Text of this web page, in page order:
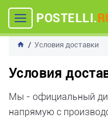
POSTELLI.
Условия доставки
Условия
Мы - официальный
напрямую с